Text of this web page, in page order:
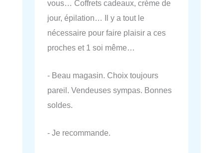
vous… Coffrets cadeaux, crème de
jour, épilation… Il y a tout le
nécessaire pour faire plaisir a ces
proches et 1 soi même…
- Beau magasin. Choix toujours
pareil. Vendeuses sympas. Bonnes
soldes.
- Je recommande.